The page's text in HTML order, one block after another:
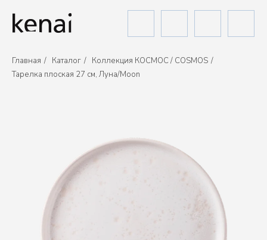
Главная / Каталог / Коллекция КОСМОС / COSMOS /
Тарелка плоская 27 см, Луна/Moon